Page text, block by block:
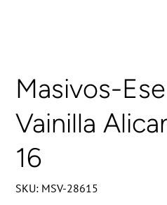
Masivos-
Vainilla
16
SKU: SKU
MSV-
MSV-28615